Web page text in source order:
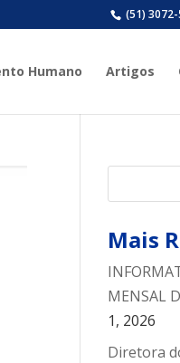
(51)
Humano Artigos
Mais
MENSAL
1, 2026
Diretora